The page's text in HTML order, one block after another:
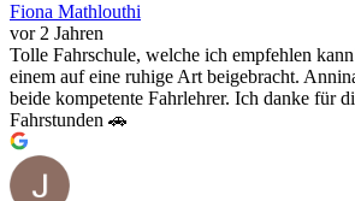
Fiona Mathlouthi
vor 2 Jahren
Tolle Fahrschule, welche ich empfehlen
einem auf eine ruhige Art beigebracht.
beide kompetente Fahrlehrer. Ich danke für
Fahrstunden 🚗